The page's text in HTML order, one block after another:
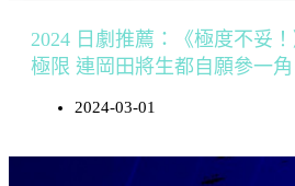
2024 日劇推薦：《極度不妥
極限 連岡田將生都自願參一角
2024-03-01